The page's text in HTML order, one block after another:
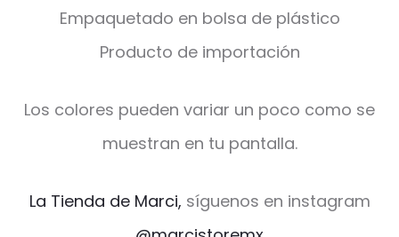
Empaquetado en bolsa de plástico
Producto de importación
Los colores pueden variar un poco como se
muestran en tu pantalla.
La Tienda de Marci, síguenos en instagram